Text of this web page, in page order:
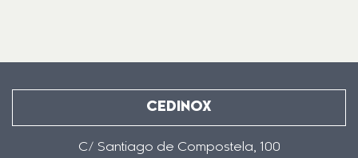
CEDINOX
C/ Santiago de Compostela, 100